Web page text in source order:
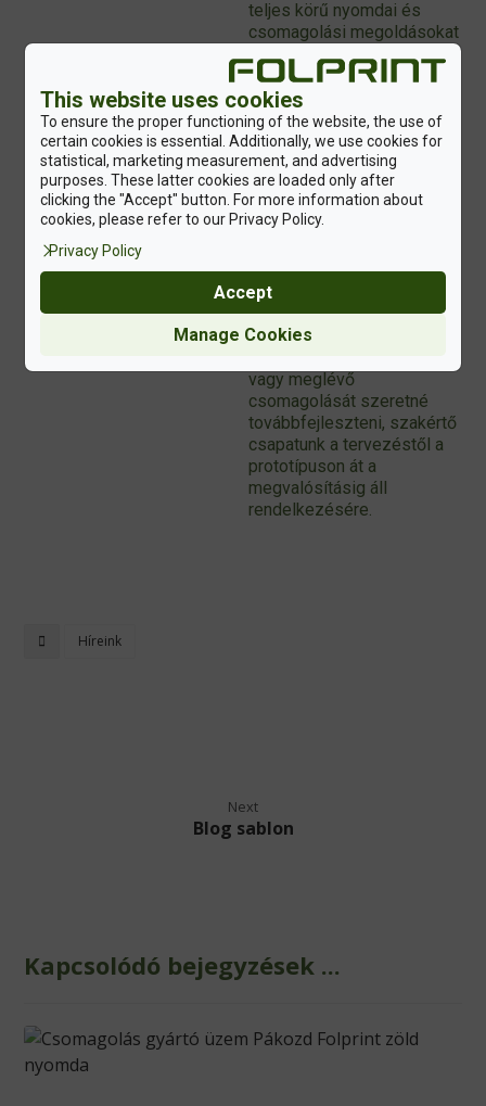
teljes körű nyomdai és
csomagolási megoldásokat
kínál: címkéket és
dobozokat egy kézből,
egységes arculati és
fenntarthatósági
szemlélettel. Folyamatos
beruházásainkkal
biztosítjuk, hogy partnereink
csomagolásai műszaki,
vizuális, költség- és
megfeleljenek a jövő
elvárásainak.
Amennyiben új termék
vagy meglévő
csomagolását szeretné
továbbfejleszteni, szakértő
csapatunk a tervezéstől a
prototípuson át a
megvalósításig áll
rendelkezésére.
Híreink
Next
Blog sablon
Kapcsolódó bejegyzések ...
This website uses cookies
To ensure the proper functioning of the website, the use of
certain cookies is essential. Additionally, we use cookies for
statistical, marketing measurement, and advertising
purposes. These latter cookies are loaded only after
clicking the "Accept" button. For more information about
cookies, please refer to our Privacy Policy.
Privacy Policy
Manage Cookies
Accept